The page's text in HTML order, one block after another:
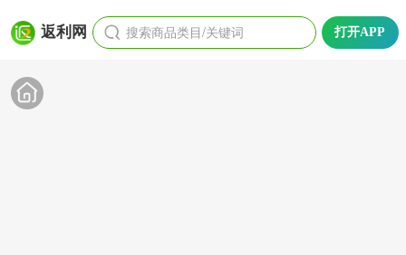
返利网 搜索商品类目/关键词 打开APP